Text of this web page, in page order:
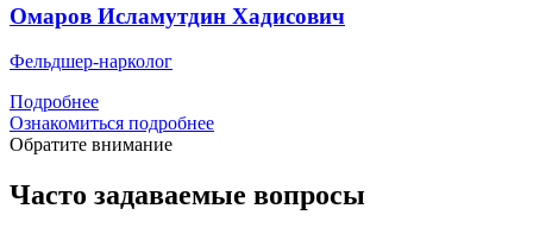
Омаров Исламутдин Хадисович
Фельдшер-нарколог
Подробнее
Ознакомиться подробнее
Обратите внимание
Часто задаваемые вопросы